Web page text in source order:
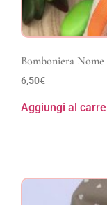
Bomboniera
6,50€
Aggiungi al